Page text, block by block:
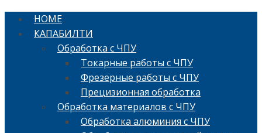
HOME
КАПАБИЛТИ
Обработка с ЧПУ
Токарные работы с ЧПУ
Фрезерные работы с ЧПУ
Прецизионная обработка
Обработка материалов с ЧПУ
Обработка алюминия с ЧПУ